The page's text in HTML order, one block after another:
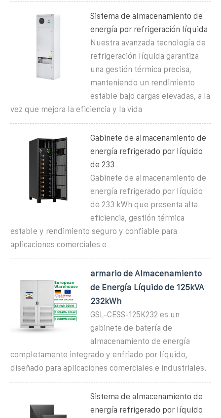
Sistema de almacenamiento de
energía por refrigeración líquida
Nuestra avanzada tecnología de
refrigeración líquida garantiza
una gestión térmica precisa,
manteniendo un rendimiento
estable bajo cargas elevadas, a la
vez que mejora la eficiencia y la vida
Gabinete de almacenamiento de
energía refrigerado por líquido
de 233
Gabinete de almacenamiento de
energía refrigerado por líquido
de 233 kWh que presenta alta
eficiencia, gestión térmica
estable y rendimiento seguro y confiable para
aplicaciones comerciales e
armario de Almacenamiento
de Energía Líquido de 125kVA
232kWh
GSL-CESS-125K232 es un
gabinete de batería de
almacenamiento de energía
completamente integrado y enfriado por líquido,
diseñado para aplicaciones comerciales e industriales.
Sistema de almacenamiento de
energía refrigerado por líquido